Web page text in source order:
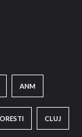
ANM
CLUJ